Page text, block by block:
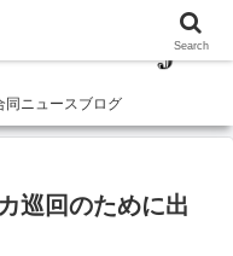
同ニュースブログ
巡回のために出
Search